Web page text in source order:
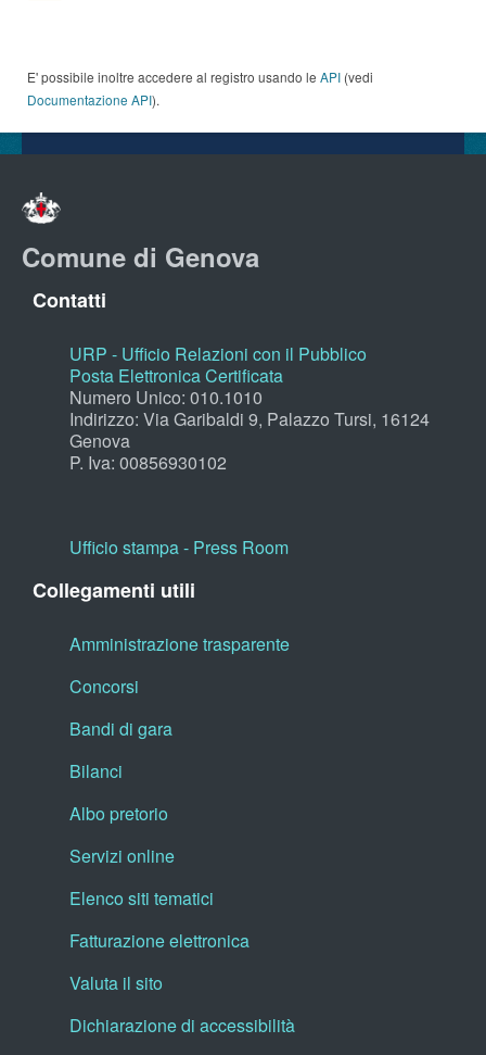
E' possibile inoltre accedere al registro usando le API (vedi
Documentazione API).
Comune di Genova
Contatti
URP - Ufficio Relazioni con il Pubblico
Posta Elettronica Certificata
Numero Unico: 010.1010
Indirizzo: Via Garibaldi 9, Palazzo Tursi, 16124
Genova
P. Iva: 00856930102
Ufficio stampa - Press Room
Collegamenti utili
Amministrazione trasparente
Concorsi
Bandi di gara
Bilanci
Albo pretorio
Servizi online
Elenco siti tematici
Fatturazione elettronica
Valuta il sito
Dichiarazione di accessibilità